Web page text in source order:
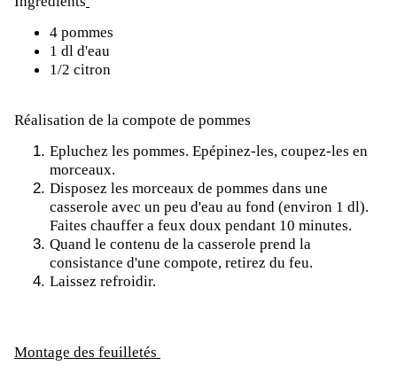
4 pommes
1 dl d'eau
1/2 citron
Réalisation de la compote de pommes
Epluchez les pommes. Epépinez-les, coupez-les en
morceaux.
Disposez les morceaux de pommes dans une
casserole avec un peu d'eau au fond (environ 1 dl).
Faites chauffer a feux doux pendant 10 minutes.
Quand le contenu de la casserole prend la
consistance d'une compote, retirez du feu.
Laissez refroidir.
Montage des feuilletés